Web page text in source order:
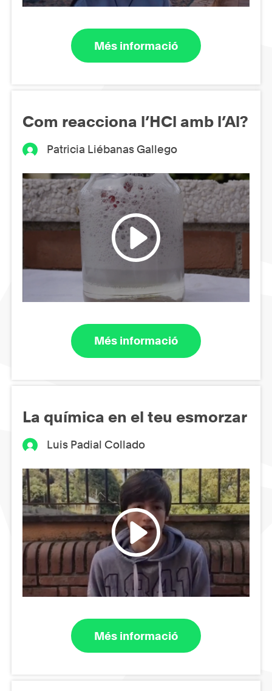
Més informació
Com reacciona l’HCl amb l’Al?
Patricia Liébanas Gallego
Més informació
La química en el teu esmorzar
Luis Padial Collado
Més informació